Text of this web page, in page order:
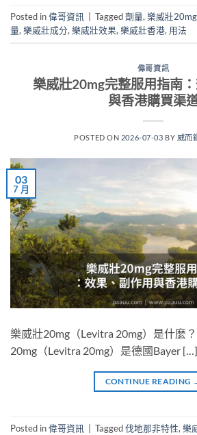
Posted in偉哥資訊 Tagged劑量,樂威壯20mg
量,樂威壯成分,樂威壯效果,樂威壯香港, 用法
偉哥資訊
樂威壯20mg完整服用指南
與香港購買渠
POSTED ON 2026-07-03 BY 威而
03
7 月
樂威壯20mg（Levitra 20mg）是什麼
20mg（Levitra 20mg）是德國Bayer […]
CONTINUE READING
Posted in偉哥資訊 Tagged伐地那非特性,樂